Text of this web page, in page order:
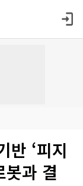
반 ‘피지
과 결